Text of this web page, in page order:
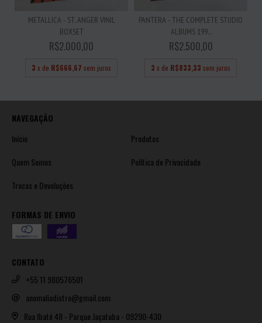
METALLICA - ST. ANGER VINIL
BOXSET
R$2.000,00
3 x de R$666,67 sem juros
PANTERA - THE COMPLETE STUDIO
ALBUMS 199...
R$2.500,00
3 x de R$833,33 sem juros
NAVEGAÇÃO
Início
Produtos
Quem Somos
Política de Privacidade
Trocas e Devoluções
FORMAS DE ENVIO
CONTATO
+55 11 980576501
anomaliadistro@gmail.com
Rua Ibaté 48 - Parque Jaçatuba - 09290-430